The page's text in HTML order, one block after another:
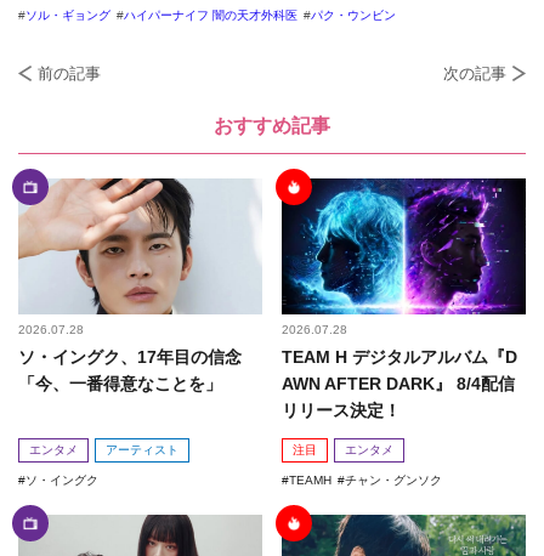
ソル・ギョング ハイパーナイフ 闇の天才外科医 パク・ウンビン
前の記事 次の記事
おすすめ記事
2026.07.28
ソ・イングク、17年目の信念
「今、一番得意なことを」
エンタメ アーティスト
ソ・イングク
2026.07.28
TEAM H デジタルアルバム『D
AWN AFTER DARK』 8/4配信
リリース決定！
注目 エンタメ
TEAMH チャン・グンソク